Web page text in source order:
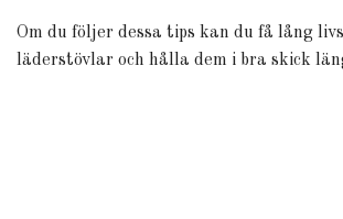
Om du följer dessa tips kan du få lång
läderstövlar och hålla dem i bra skick